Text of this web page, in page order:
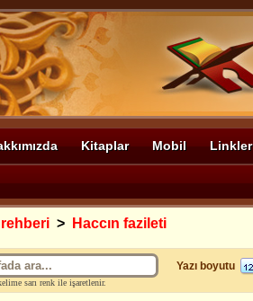
Kitaplar Mobil Linkler
rehberi > Haccın fazileti
sarı renk ile işaretlenir.
Yazı boyutu